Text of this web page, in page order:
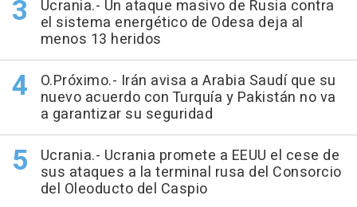
Ucrania.- Un ataque masivo de Rusia contra
el sistema energético de Odesa deja al
menos 13 heridos
O.Próximo.- Irán avisa a Arabia Saudí que su
nuevo acuerdo con Turquía y Pakistán no va
a garantizar su seguridad
Ucrania.- Ucrania promete a EEUU el cese de
sus ataques a la terminal rusa del Consorcio
del Oleoducto del Caspio